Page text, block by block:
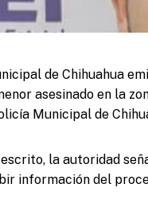
de Chihuahua
asesinado en la
Municipal de
la autoridad
información del